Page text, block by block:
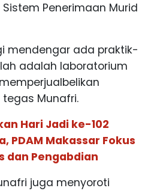
Penerimaan Murid
mendengar ada praktik-
adalah laboratorium
tegas Munafri.
Hari Jadi ke-102
PDAM Makassar Fokus
dan Pengabdian
juga menyoroti